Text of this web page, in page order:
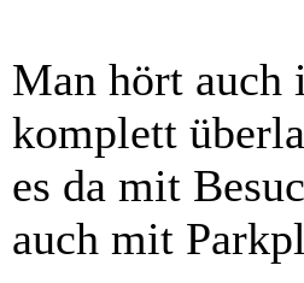
Man hört auch
komplett
es da mit
auch mit